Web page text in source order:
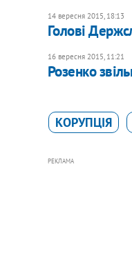
14 вересня 2015, 18:13
Голові
16 вересня 2015, 11:21
Розенко
КОРУПЦІЯ
РЕКЛАМА